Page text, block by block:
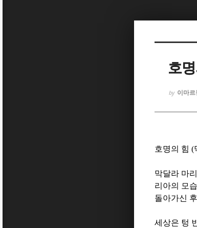
호
by 이마
호명의 힘 (
막달라 마
리아의 모
돌아가신
세상은 텅